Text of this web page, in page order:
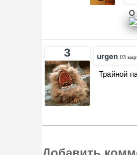
О
3 urgen 03
Трайной